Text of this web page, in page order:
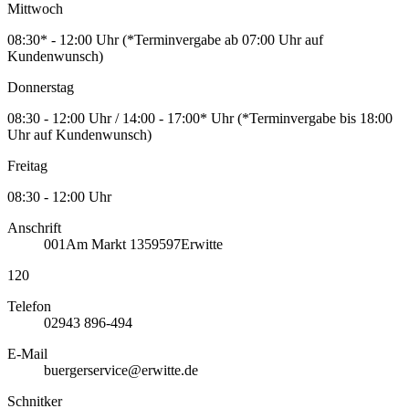
Mittwoch
08:30* - 12:00 Uhr (*Terminvergabe ab 07:00 Uhr auf
Kundenwunsch)
Donnerstag
08:30 - 12:00 Uhr / 14:00 - 17:00* Uhr (*Terminvergabe bis 18:00
Uhr auf Kundenwunsch)
Freitag
08:30 - 12:00 Uhr
Anschrift
001 Am Markt 1359597Erwitte
120
Telefon
02943 896-494
E-Mail
buergerservice@erwitte.de
Schnitker